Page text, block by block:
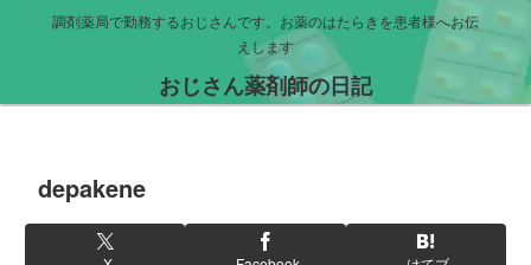
調剤薬局で勤務するおじさんです。お薬のはたらきを患者様へお伝
えします
おじさん薬剤師の日記
depakene